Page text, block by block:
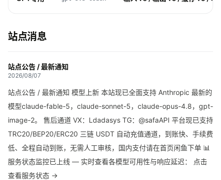
站点消息
站点公告 / 最新通知
2026/08/07
站点公告 / 最新通知 模型上新 本站现已全面支持 Anthropic 最新的
模型claude-fable-5，claude-sonnet-5，claude-opus-4.8，gpt-
image-2。 售后通道 VX：Ldadasys TG：@safaAPI 平台现已支持
TRC20/BEP20/ERC20 三链 USDT 自动充值通道，到账快、手续费
低、全程自动到账，无需人工审核，国内支付请在首页闲鱼下单 📊
服务状态监控已上线 — 实时查看各模型可用性与响应延迟： 点击
查看服务状态 →